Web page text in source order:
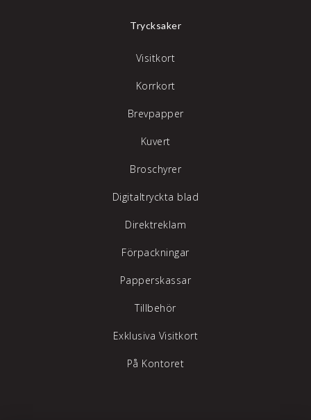
Trycksaker
Visitkort
Korrkort
Brevpapper
Kuvert
Broschyrer
Digitaltryckta blad
Direktreklam
Förpackningar
Papperskassar
Tillbehör
Exklusiva Visitkort
På Kontoret